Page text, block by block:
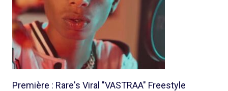
Première : Rare's Viral "VASTRAA" Freestyle